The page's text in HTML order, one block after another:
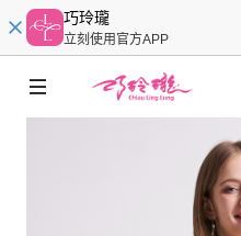
巧玲瓏
立刻使用官方APP